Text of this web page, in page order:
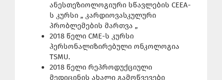
ანესთეზიოლოგიური სწავლების CEEA-
ს კურსი „ კარდიოვასკულური
პრობლემების მართვა „
2018 წელი CME-ს კურსი
პერსონალიზირებული ონკოლოგია
TSMU.
2018 წელი რეპროდუქციული
მედიცინის ახალი გამოწვევები